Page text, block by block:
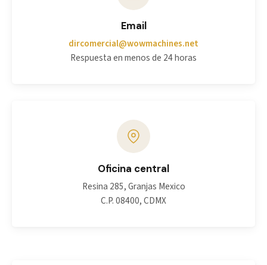
Email
dircomercial@wowmachines.net
Respuesta en menos de 24 horas
Oficina central
Resina 285, Granjas Mexico
C.P. 08400, CDMX